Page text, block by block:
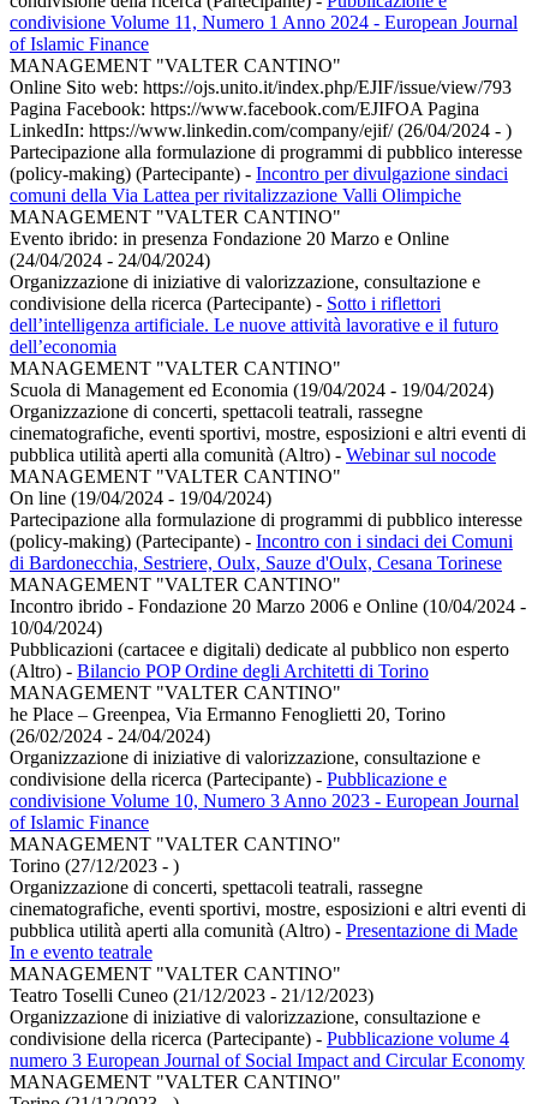
condivisione Volume 11, Numero 1 Anno 2024 - European Journal
of Islamic Finance
MANAGEMENT "VALTER CANTINO"
Online Sito web: https://ojs.unito.it/index.php/EJIF/issue/view/793
Pagina Facebook: https://www.facebook.com/EJIFOA Pagina
LinkedIn: https://www.linkedin.com/company/ejif/ (26/04/2024 - )
Partecipazione alla formulazione di programmi di pubblico interesse
(policy-making) (Partecipante) - Incontro per divulgazione sindaci
comuni della Via Lattea per rivitalizzazione Valli Olimpiche
MANAGEMENT "VALTER CANTINO"
Evento ibrido: in presenza Fondazione 20 Marzo e Online
(24/04/2024 - 24/04/2024)
Organizzazione di iniziative di valorizzazione, consultazione e
condivisione della ricerca (Partecipante) - Sotto i riflettori
dell’intelligenza artificiale. Le nuove attività lavorative e il futuro
dell’economia
MANAGEMENT "VALTER CANTINO"
Scuola di Management ed Economia (19/04/2024 - 19/04/2024)
Organizzazione di concerti, spettacoli teatrali, rassegne
cinematografiche, eventi sportivi, mostre, esposizioni e altri eventi di
pubblica utilità aperti alla comunità (Altro) - Webinar sul nocode
MANAGEMENT "VALTER CANTINO"
On line (19/04/2024 - 19/04/2024)
Partecipazione alla formulazione di programmi di pubblico interesse
(policy-making) (Partecipante) - Incontro con i sindaci dei Comuni
di Bardonecchia, Sestriere, Oulx, Sauze d'Oulx, Cesana Torinese
MANAGEMENT "VALTER CANTINO"
Incontro ibrido - Fondazione 20 Marzo 2006 e Online (10/04/2024 -
10/04/2024)
Pubblicazioni (cartacee e digitali) dedicate al pubblico non esperto
(Altro) - Bilancio POP Ordine degli Architetti di Torino
MANAGEMENT "VALTER CANTINO"
he Place – Greenpea, Via Ermanno Fenoglietti 20, Torino
(26/02/2024 - 24/04/2024)
Organizzazione di iniziative di valorizzazione, consultazione e
condivisione della ricerca (Partecipante) - Pubblicazione e
condivisione Volume 10, Numero 3 Anno 2023 - European Journal
of Islamic Finance
MANAGEMENT "VALTER CANTINO"
Torino (27/12/2023 - )
Organizzazione di concerti, spettacoli teatrali, rassegne
cinematografiche, eventi sportivi, mostre, esposizioni e altri eventi di
pubblica utilità aperti alla comunità (Altro) - Presentazione di Made
In e evento teatrale
MANAGEMENT "VALTER CANTINO"
Teatro Toselli Cuneo (21/12/2023 - 21/12/2023)
Organizzazione di iniziative di valorizzazione, consultazione e
condivisione della ricerca (Partecipante) - Pubblicazione volume 4
numero 3 European Journal of Social Impact and Circular Economy
MANAGEMENT "VALTER CANTINO"